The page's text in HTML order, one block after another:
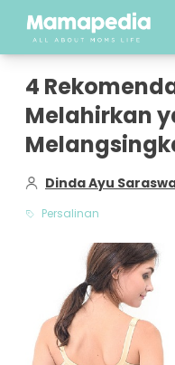
4
Melahirkan
Dinda Ayu
Persalinan